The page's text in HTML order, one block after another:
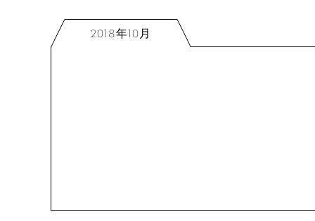
2018年10月